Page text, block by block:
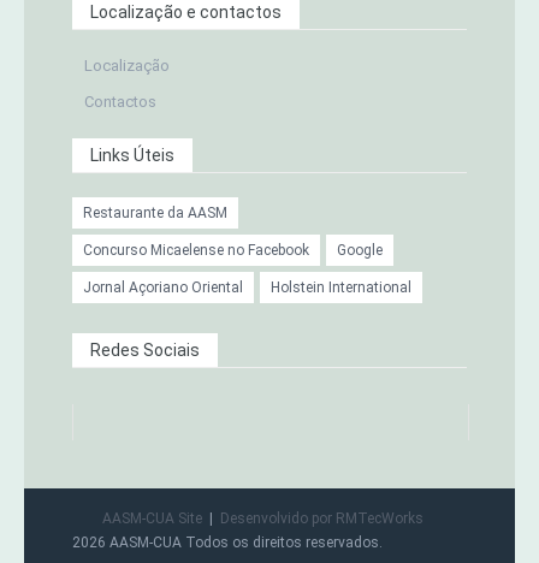
Localização e contactos
Localização
Contactos
Links Úteis
Restaurante da AASM
Concurso Micaelense no Facebook Google
Jornal Açoriano Oriental Holstein International
Redes Sociais
AASM-CUA Site
Desenvolvido por RMTecWorks
2026 AASM-CUA Todos os direitos reservados.